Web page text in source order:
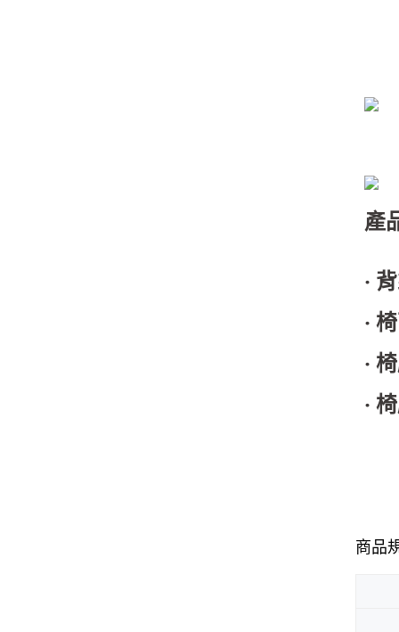
產
‧
‧
‧
‧
商品